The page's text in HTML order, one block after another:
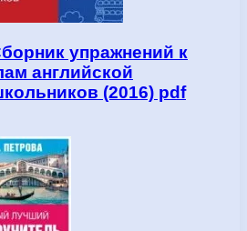
упражнений к
английской
(2016) pdf